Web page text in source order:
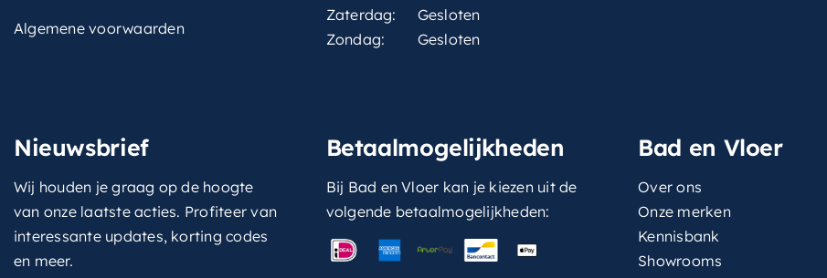
Algemene voorwaarden
Zaterdag:
Gesloten
Zondag:
Gesloten
Nieuwsbrief
Wij houden je graag op de hoogte
van onze laatste acties. Profiteer van
interessante updates, korting codes
en meer.
Betaalmogelijkheden
Bij Bad en Vloer kan je kiezen uit de
volgende betaalmogelijkheden:
Bad en Vloer
Over ons
Onze merken
Kennisbank
Showrooms